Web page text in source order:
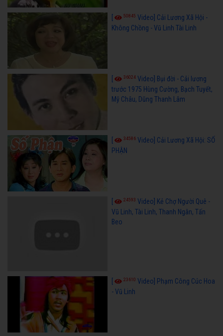
50845 Video] Cải Lương Xã Hội -
Không Chồng - Vũ Linh Tài Linh
36024 Video] Bụi đời - Cải lương
trước 1975 Hùng Cường, Bạch Tuyết,
Mỹ Châu, Dũng Thanh Lâm
34586 Video] Cải Lương Xã Hội: SỐ
PHẬN
24593 Video] Kẻ Chợ Người Quê -
Vũ Linh, Tài Linh, Thanh Ngân, Tấn
Beo
23610 Video] Phạm Công Cúc Hoa
- Vũ Linh